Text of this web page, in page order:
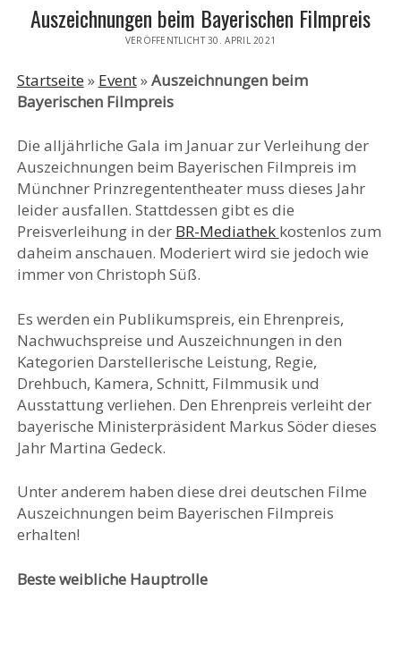
Auszeichnungen beim Bayerischen Filmpreis
VERÖFFENTLICHT 30. APRIL 2021
Startseite » Event»Auszeichnungen beim
Bayerischen Filmpreis
Die alljährliche Gala im Januar zur Verleihung der
Auszeichnungen beim Bayerischen Filmpreis im
Münchner Prinzregententheater muss dieses Jahr
leider ausfallen. Stattdessen gibt es die
Preisverleihung in der BR-Mediathek kostenlos zum
daheim anschauen. Moderiert wird sie jedoch wie
immer von Christoph Süß.
Es werden ein Publikumspreis, ein Ehrenpreis,
Nachwuchspreise und Auszeichnungen in den
Kategorien Darstellerische Leistung, Regie,
Drehbuch, Kamera, Schnitt, Filmmusik und
Ausstattung verliehen. Den Ehrenpreis verleiht der
bayerische Ministerpräsident Markus Söder dieses
Jahr Martina Gedeck.
Unter anderem haben diese drei deutschen Filme
Auszeichnungen beim Bayerischen Filmpreis
erhalten!
Beste weibliche Hauptrolle